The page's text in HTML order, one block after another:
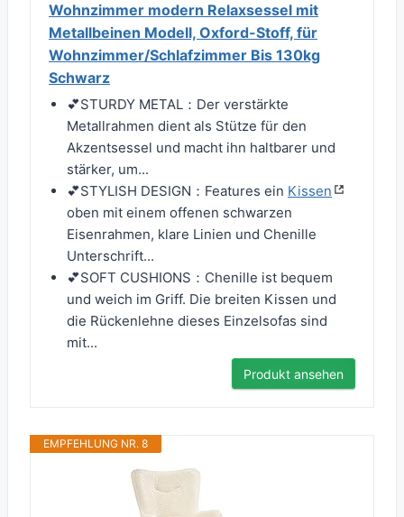
Wohnzimmer modern Relaxsessel mit
Metallbeinen Modell, Oxford-Stoff, für
Wohnzimmer/Schlafzimmer Bis 130kg
Schwarz
💕STURDY METAL：Der verstärkte
Metallrahmen dient als Stütze für den
Akzentsessel und macht ihn haltbarer und
stärker, um...
💕STYLISH DESIGN：Features ein Kissen
oben mit einem offenen schwarzen
Eisenrahmen, klare Linien und Chenille
Unterschrift...
💕SOFT CUSHIONS：Chenille ist bequem
und weich im Griff. Die breiten Kissen und
die Rückenlehne dieses Einzelsofas sind
mit...
Produkt ansehen
EMPFEHLUNG NR. 8